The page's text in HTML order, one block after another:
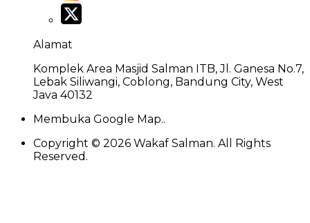
Alamat
Komplek Area Masjid Salman ITB, Jl. Ganesa No.7,
Lebak Siliwangi, Coblong, Bandung City, West
Java 40132
Membuka Google Map..
Copyright © 2026 Wakaf Salman. All Rights
Reserved.